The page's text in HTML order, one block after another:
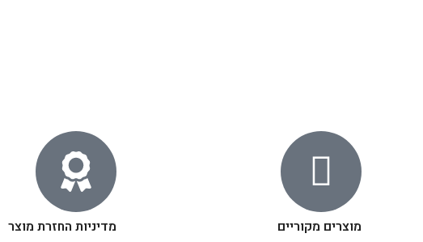
מוצרים מקוריים מדיניות החזרת מוצר